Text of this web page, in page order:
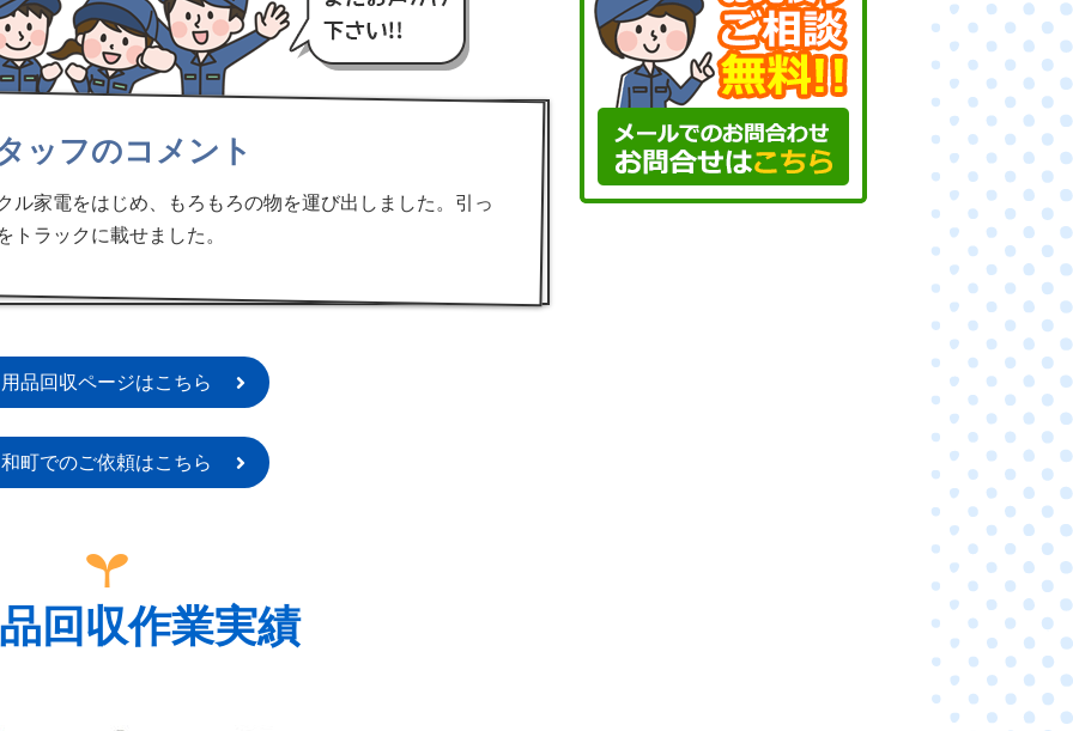
ッフのコメント
ル家電をはじめ、もろもろの物を運び出しました。引っ
トラックに載せました。
品回収ページはこちら
町でのご依頼はこちら
回収作業実績